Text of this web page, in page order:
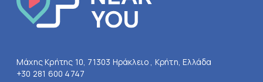
Μάχης Κρήτης 10, 71303 Ηράκλειο , Κρήτη, Ελλάδα
+30 281 600 4747